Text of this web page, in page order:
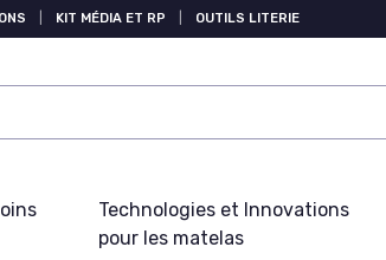
KIT MÉDIA ET RP OUTILS LITERIE
Technologies et Innovations
pour les matelas